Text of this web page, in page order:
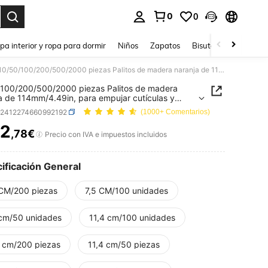
0 0
interior y ropa para dormir Niños Zapatos Bisutería Y
10/50/100/200/500/2000 piezas Palitos de madera naranja de 114mm/4.49in, para empujar cutículas y limpiar uñas, adecuados para salones de uñas y arte de uñas DIY, suministros para uñas, herramientas para uñas, herramientas de arte de uñas, regreso a la escuela, uñas, herramientas para uñas, herramientas para puntas de uñas
200/500/2000 piezas Palitos de madera
de 114mm/4.49in, para empujar cutículas y
uñas, adecuados para salones de uñas y arte de
suministros para uñas, herramientas para
de arte de uñas, regreso a la
uñas, herramientas para uñas, herramientas
(1000+ Comentarios)
AND AVAILABILITY
2,78€ Precio con IVA e impuestos incluidos
General
200 piezas 7,5 CM/100 unidades
50 unidades 11,4 cm/100 unidades
cm/200 piezas 11,4 cm/50 piezas